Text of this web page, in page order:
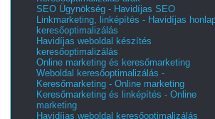
SEO Ügynökség - Havidíjas SEO
Linkmarketing, linképítés - Havidíjas
keresőoptimalizálás
Havidíjas weboldal készítés
keresőoptimalizálás
Online marketing és keresőmarketing
Weboldal keresőoptimalizálás -
Keresőmarketing - Online marketing
Keresőmarketing és linképítés - Online
marketing
Havidíjas weboldal keresőoptimalizálás